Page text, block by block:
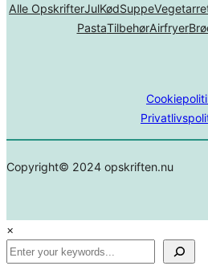
Alle OpskrifterJulKødSuppe
PastaTilbehørAirfryer
Copyright© 2024 opskriften.nu
×
Search